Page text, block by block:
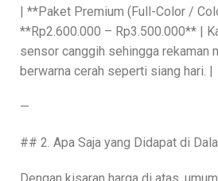
| **Paket Premium (Full-Color /
**Rp2.600.000 – Rp3.500.000** |
sensor canggih sehingga rekaman
berwarna cerah seperti siang hari. |
—
## 2. Apa Saja yang Didapat di
Dengan kisaran harga di atas,